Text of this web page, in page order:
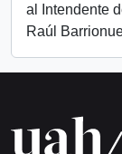
al Intendente
Raúl